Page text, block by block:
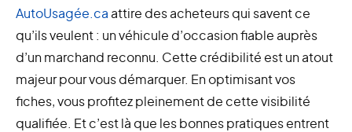
AutoUsagée.ca attire des acheteurs qui savent ce
qu’ils veulent : un véhicule d’occasion fiable auprès
d’un marchand reconnu. Cette crédibilité est un atout
majeur pour vous démarquer. En optimisant vos
fiches, vous profitez pleinement de cette visibilité
qualifiée. Et c’est là que les bonnes pratiques entrent